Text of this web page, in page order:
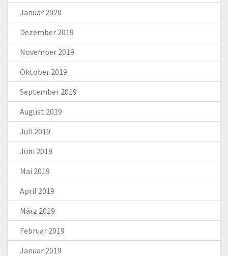
Januar 2020
Dezember 2019
November 2019
Oktober 2019
September 2019
August 2019
Juli 2019
Juni 2019
Mai 2019
April 2019
März 2019
Februar 2019
Januar 2019